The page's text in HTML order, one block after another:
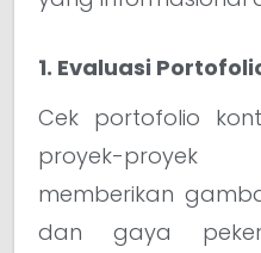
1. Evaluasi
Cek portofolio
proyek-
memberikan
dan gaya